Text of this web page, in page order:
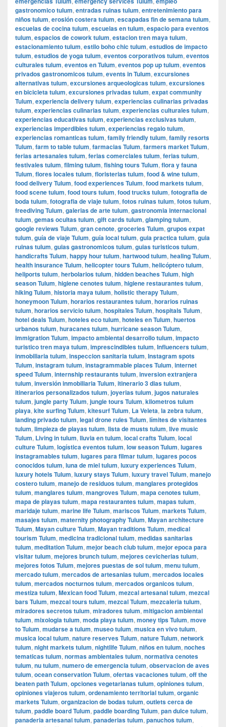
gastronomico tulum, entradas ruinas tulum, entretenimiento para
niños tulum, erosión costera tulum, escapadas fin de semana tulum,
escuelas de cocina tulum, escuelas en tulum, espacio para eventos
tulum, espacios de cowork tulum, estacion tren maya tulum,
estacionamiento tulum, estilo boho chic tulum, estudios de impacto
tulum, estudios de yoga tulum, eventos corporativos tulum, eventos
culturales tulum, eventos en Tulum, eventos pop up tulum, eventos
privados gastronomicos tulum, events in Tulum, excursiones
alternativas tulum, excursiones arqueologicas tulum, excursiones
en bicicleta tulum, excursiones privadas tulum, expat community
Tulum, experiencia delivery tulum, experiencias culinarias privadas
tulum, experiencias culinarias tulum, experiencias culturales tulum,
experiencias educativas tulum, experiencias exclusivas tulum,
experiencias imperdibles tulum, experiencias regalo tulum,
experiencias romanticas tulum, family friendly tulum, family resorts
Tulum, farm to table tulum, farmacias Tulum, farmers market Tulum,
ferias artesanales tulum, ferias comerciales tulum, ferias tulum,
festivales tulum, filming tulum, fishing tours Tulum, flora y fauna
Tulum, flores locales tulum, floristerias tulum, food & wine tulum,
food delivery Tulum, food experiences Tulum, food markets tulum,
food scene tulum, food tours tulum, food trucks tulum, fotografia de
boda tulum, fotografia de viaje tulum, fotos ruinas tulum, fotos tulum,
freediving Tulum, galerias de arte tulum, gastronomia internacional
tulum, gemas ocultas tulum, gift cards tulum, glamping tulum,
google reviews Tulum, gran cenote, groceries Tulum, grupos expat
tulum, guía de viaje Tulum, guía local tulum, guia practica tulum, guia
ruinas tulum, guias gastronomicos tulum, guias turisticos tulum,
handicrafts Tulum, happy hour tulum, hartwood tulum, healing Tulum,
health insurance Tulum, helicopter tours Tulum, helicóptero tulum,
heliports tulum, herbolarios tulum, hidden beaches Tulum, high
season Tulum, higiene cenotes tulum, higiene restaurantes tulum,
hiking Tulum, historia maya tulum, holistic therapy Tulum,
honeymoon Tulum, horarios restaurantes tulum, horarios ruinas
tulum, horarios servicio tulum, hospitales Tulum, hospitals Tulum,
hotel deals Tulum, hoteles eco tulum, hoteles en Tulum, huertos
urbanos tulum, huracanes tulum, hurricane season Tulum,
immigration Tulum, impacto ambiental desarrollo tulum, impacto
turistico tren maya tulum, imprescindibles tulum, Influencers tulum,
inmobiliaria tulum, inspeccion sanitaria tulum, Instagram spots
Tulum, instagram tulum, instagrammable places Tulum, internet
speed Tulum, internship restaurants tulum, inversion extranjera
tulum, inversión inmobiliaria Tulum, itinerario 3 dias tulum,
itinerarios personalizados tulum, joyerias tulum, jugos naturales
tulum, jungle party Tulum, jungle tours Tulum, kilometros tulum
playa, kite surfing Tulum, kitesurf Tulum, La Veleta, la zebra tulum,
landing privado tulum, legal drone rules Tulum, límites de visitantes
tulum, limpieza de playas tulum, lista de musts tulum, live music
Tulum, Living in tulum, lluvia en tulum, local crafts Tulum, local
culture Tulum, logística eventos tulum, low season Tulum, lugares
instagramables tulum, lugares para filmar tulum, lugares pocos
conocidos tulum, luna de miel tulum, luxury experiences Tulum,
luxury hotels Tulum, luxury stays Tulum, luxury travel Tulum, manejo
costero tulum, manejo de residuos tulum, manglares protegidos
tulum, manglares tulum, mangroves Tulum, mapa cenotes tulum,
mapa de playas tulum, mapa restaurantes tulum, mapas tulum,
maridaje tulum, marine life Tulum, mariscos Tulum, markets Tulum,
masajes tulum, maternity photography Tulum, Mayan architecture
Tulum, Mayan culture Tulum, Mayan traditions Tulum, medical
tourism Tulum, medicina tradicional tulum, medidas sanitarias
tulum, meditation Tulum, mejor beach club tulum, mejor epoca para
visitar tulum, mejores brunch tulum, mejores cevicherias tulum,
mejores fotos Tulum, mejores puestas de sol tulum, menu tulum,
mercado tulum, mercados de artesanias tulum, mercados locales
tulum, mercados nocturnos tulum, mercados organicos tulum,
mestiza tulum, Mexican food Tulum, mezcal artesanal tulum, mezcal
bars Tulum, mezcal tours tulum, mezcal Tulum, mezcaleria tulum,
miradores secretos tulum, miradores tulum, mitigacion ambiental
tulum, mixologia tulum, moda playa tulum, money tips Tulum, move
to Tulum, mudarse a tulum, museo tulum, musica en vivo tulum,
musica local tulum, nature reserves Tulum, nature Tulum, network
tulum, night markets tulum, nightlife Tulum, niños en tulum, noches
tematicas tulum, normas ambientales tulum, normativa cenotes
tulum, nu tulum, numero de emergencia tulum, observacion de aves
tulum, ocean conservation Tulum, ofertas vacaciones tulum, off the
beaten path Tulum, opciones vegetarianas tulum, opiniones tulum,
opiniones viajeros tulum, ordenamiento territorial tulum, organic
markets Tulum, organizacion de bodas tulum, outlets cerca de
tulum, paddle board Tulum, paddle boarding Tulum, pan dulce tulum,
panaderia artesanal tulum, panaderias tulum, panuchos tulum,